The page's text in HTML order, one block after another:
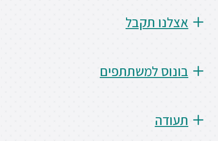
–
זכויות
עכשיו
אצלנו תקבל
בונוס למשתתפים
תעודה